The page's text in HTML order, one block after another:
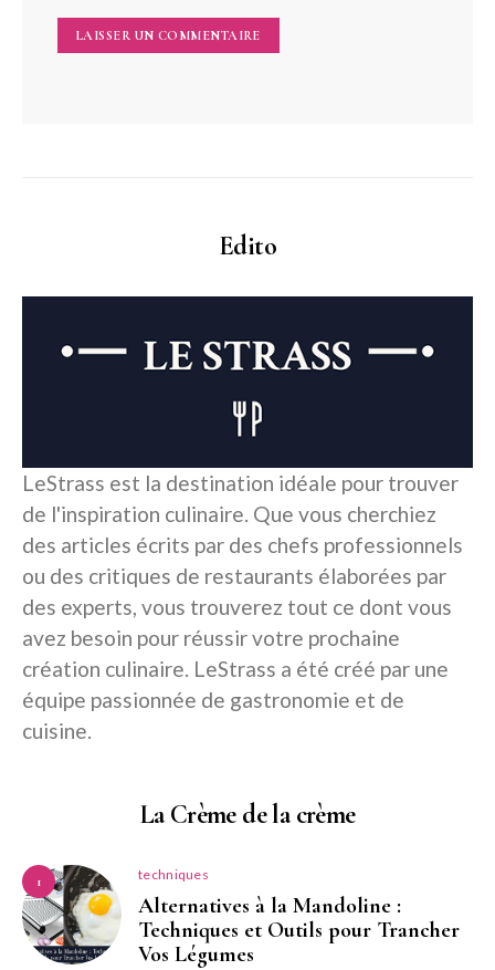
Edito
LeStrass est la destination idéale pour trouver
de l'inspiration culinaire. Que vous cherchiez
des articles écrits par des chefs professionnels
ou des critiques de restaurants élaborées par
des experts, vous trouverez tout ce dont vous
avez besoin pour réussir votre prochaine
création culinaire. LeStrass a été créé par une
équipe passionnée de gastronomie et de
cuisine.
La Crème de la crème
1 techniques
Alternatives à la Mandoline :
Techniques et Outils pour Trancher
Vos Légumes